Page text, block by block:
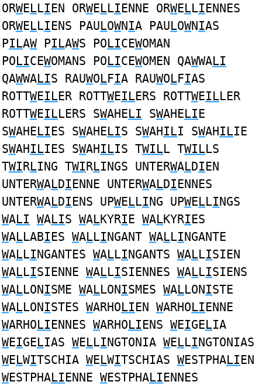
ORWELLIEN ORWELLIENNE ORWELLIENNES
ORWELLIENS PAULOWNIA PAULOWNIAS
PILAW PILAWS POLICEWOMAN
POLICEWOMANS POLICEWOMEN QAWWALI
QAWWALIS RAUWOLFIA RAUWOLFIAS
ROTTWEILER ROTTWEILERS ROTTWEILLER
ROTTWEILLERS SWAHELI SWAHELIE
SWAHELIES SWAHELIS SWAHILI SWAHILIE
SWAHILIES SWAHILIS TWILL TWILLS
TWIRLING TWIRLINGS UNTERWALDIEN
UNTERWALDIENNE UNTERWALDIENNES
UNTERWALDIENS UPWELLING UPWELLINGS
WALI WALIS WALKYRIE WALKYRIES
WALLABIES WALLINGANT WALLINGANTE
WALLINGANTES WALLINGANTS WALLISIEN
WALLISIENNE WALLISIENNES WALLISIENS
WALLONISME WALLONISMES WALLONISTE
WALLONISTES WARHOLIEN WARHOLIENNE
WARHOLIENNES WARHOLIENS WEIGELIA
WEIGELIAS WELLINGTONIA WELLINGTONIAS
WELWITSCHIA WELWITSCHIAS WESTPHALIEN
WESTPHALIENNE WESTPHALIENNES